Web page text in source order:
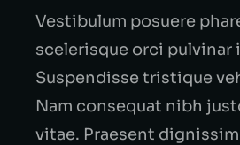
Vestibulum posuere
scelerisque orci pulvinar
Suspendisse tristique
Nam consequat nibh
vitae. Praesent